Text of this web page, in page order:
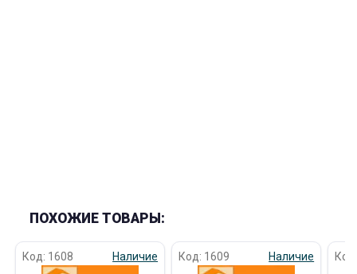
ПОХОЖИЕ ТОВАРЫ:
Код: 1608 Наличие Код: 1609 Наличие